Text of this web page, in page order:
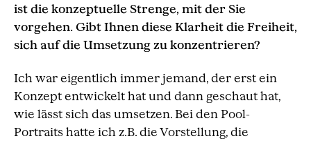
ist die konzeptuelle Strenge, mit der Sie
vorgehen. Gibt Ihnen diese Klarheit die Freiheit,
sich auf die Umsetzung zu konzentrieren?
Ich war eigentlich immer jemand, der erst ein
Konzept entwickelt hat und dann geschaut hat,
wie lässt sich das umsetzen. Bei den Pool-
Portraits hatte ich z.B. die Vorstellung, die